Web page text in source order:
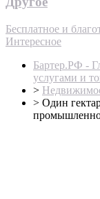
Бесплатное и
Интересное
Бартер.РФ -
услугами и
>
> Один